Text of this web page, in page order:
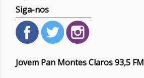
Siga-nos
Jovem Pan Montes Claros 93,5 FM